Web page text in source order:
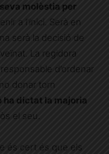
molèstia per
a l’inici. Serà en
serà la decisió de
La regidora
d’ordenar
donar torn
ha dictat la majoria
el seu.
és cert és que els